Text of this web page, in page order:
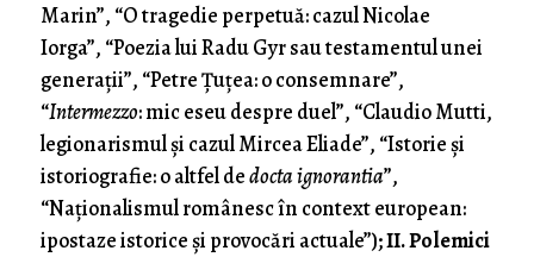
Marin”, “O tragedie perpetuă: cazul Nicolae
Iorga”, “Poezia lui Radu Gyr sau testamentul unei
generaţii”, “Petre Ţuţea: o consemnare”,
“Intermezzo: mic eseu despre duel”, “Claudio Mutti,
legionarismul şi cazul Mircea Eliade”, “Istorie şi
istoriografie: o altfel dedocta ignorantia”,
“Naţionalismul românesc în context european:
ipostaze istorice şi provocări actuale”);II. Polemici